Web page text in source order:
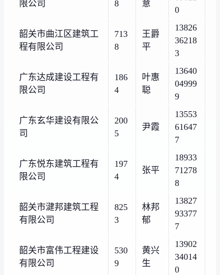
限公司
8
意
0
韶关市曲江区建筑工
程有限公司
713
8
王爵
平
13826
36218
3
广东达成建设工程有
限公司
186
4
叶惠
聪
13640
04999
9
广东玄华建设有限公
司
200
5
尹霞
13553
61647
7
广东悦东建筑工程有
限公司
197
4
张平
18933
71278
8
韶关市湕邦建筑工程
有限公司
825
3
林邦
郁
13827
93377
7
韶关市富伟工程建设
有限公司
530
9
黄兴
生
13902
34014
0